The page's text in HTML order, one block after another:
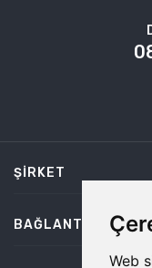
Web
ŞIRKET
BAĞLANTILAR